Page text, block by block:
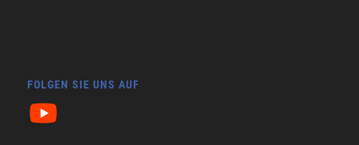
FOLGEN SIE UNS AUF